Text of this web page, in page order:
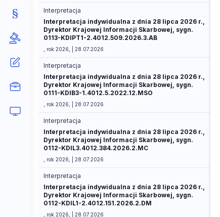
Interpretacja
Interpretacja indywidualna z dnia 28 lipca 2026 r.,
Dyrektor Krajowej Informacji Skarbowej, sygn.
0113-KDIPT1-2.4012.509.2026.3.AB
, rok 2026, | 28.07.2026
Interpretacja
Interpretacja indywidualna z dnia 28 lipca 2026 r.,
Dyrektor Krajowej Informacji Skarbowej, sygn.
0111-KDIB3-1.4012.5.2022.12.MSO
, rok 2026, | 28.07.2026
Interpretacja
Interpretacja indywidualna z dnia 28 lipca 2026 r.,
Dyrektor Krajowej Informacji Skarbowej, sygn.
0112-KDIL3.4012.384.2026.2.MC
, rok 2026, | 28.07.2026
Interpretacja
Interpretacja indywidualna z dnia 28 lipca 2026 r.,
Dyrektor Krajowej Informacji Skarbowej, sygn.
0112-KDIL1-2.4012.151.2026.2.DM
, rok 2026, | 28.07.2026